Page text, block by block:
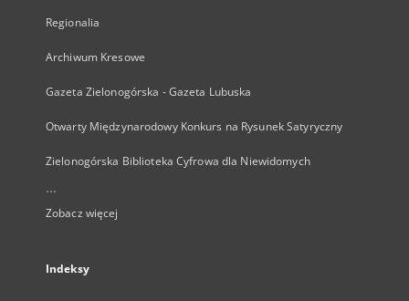
Regionalia
Archiwum Kresowe
Gazeta Zielonogórska - Gazeta Lubuska
Otwarty Międzynarodowy Konkurs na Rysunek Satyryczny
Zielonogórska Biblioteka Cyfrowa dla Niewidomych
...
Zobacz więcej
Indeksy